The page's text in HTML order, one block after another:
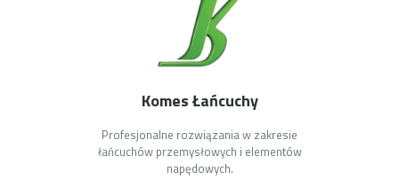
Komes Łańcuchy
Profesjonalne rozwiązania w zakresie
łańcuchów przemysłowych i elementów
napędowych.